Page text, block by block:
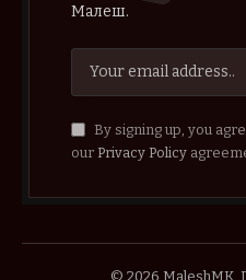
Малеш.
By signing up, you
our Privacy Policy
© 2026 MaleshMK.